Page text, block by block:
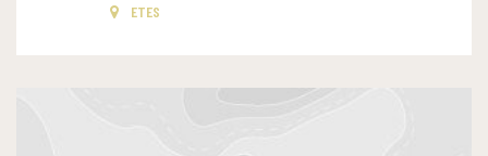
ETES